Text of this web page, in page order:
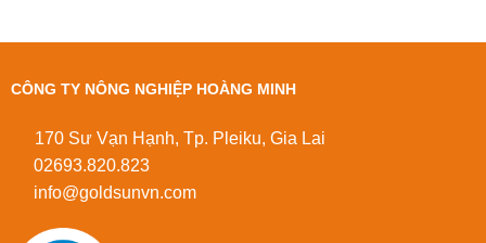
CÔNG TY NÔNG NGHIỆP HOÀNG MINH
170 Sư Vạn Hạnh, Tp. Pleiku, Gia Lai
02693.820.823
info@goldsunvn.com